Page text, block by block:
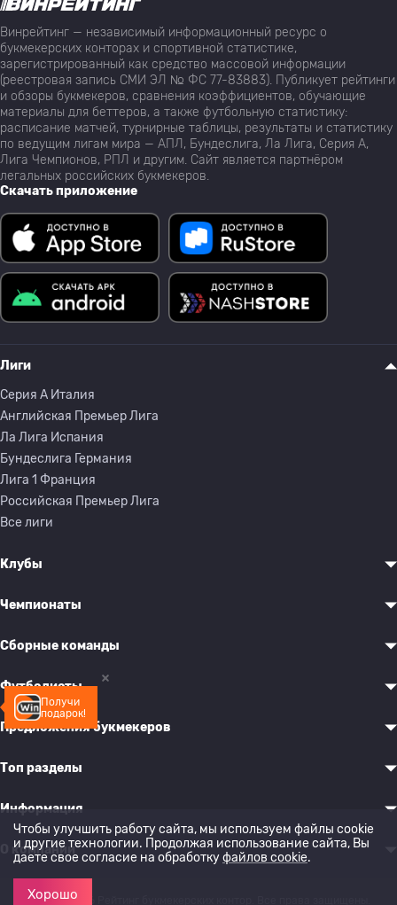
Получи
подарок!
Винрейтинг — независимый информационный ресурс о
букмекерских конторах и спортивной статистике,
зарегистрированный как средство массовой информации
(реестровая запись СМИ ЭЛ № ФС 77-83883). Публикует рейтинги
и обзоры букмекеров, сравнения коэффициентов, обучающие
материалы для беттеров, а также футбольную статистику:
расписание матчей, турнирные таблицы, результаты и статистику
по ведущим лигам мира — АПЛ, Бундеслига, Ла Лига, Серия А,
Лига Чемпионов, РПЛ и другим. Сайт является партнёром
легальных российских букмекеров.
Скачать приложение
Лиги
Серия A Италия
Английская Премьер Лига
Ла Лига Испания
Бундеслига Германия
Лига 1 Франция
Российская Премьер Лига
Все лиги
Клубы
Чемпионаты
Сборные команды
Футболисты
Предложения букмекеров
Топ разделы
Информация
О компании
© 2022-2026 Рейтинг букмекерских контор. Все права защищены.
Чтобы улучшить работу сайта, мы используем файлы cookie
и другие технологии. Продолжая использование сайта, Вы
даете свое согласие на обработкуфайлов cookie.
Хорошо